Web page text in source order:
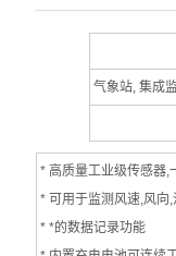
温度测定仪
溶解氧测定仪
浊度测定仪
气象站, 集成
* 高质量工业级传感器,
* 可用于监测风速,风向
* *的数据记录功能